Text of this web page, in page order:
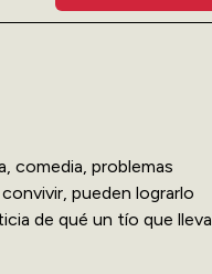
comedia, problemas
pueden lograrlo
de qué un tío que lleva